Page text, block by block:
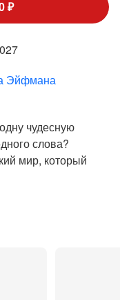
₽
Эйфмана
чудесную
слова?
мир, который
Вы не могли